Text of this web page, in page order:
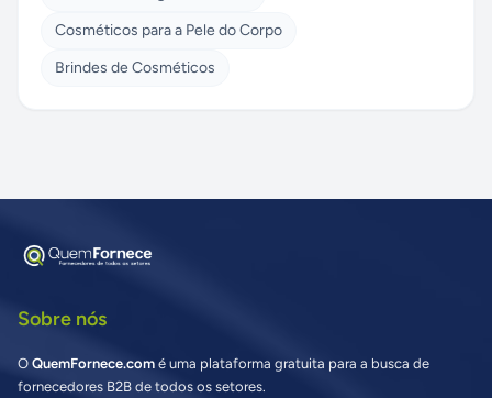
Cosméticos para a Pele do Corpo
Brindes de Cosméticos
Sobre nós
O QuemFornece.com é uma plataforma gratuita para a busca de
fornecedores B2B de todos os setores.